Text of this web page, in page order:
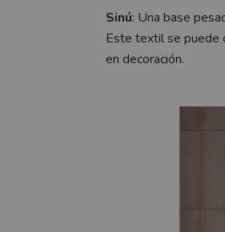
Sinú: Una base
Este textil se puede
en decoración.